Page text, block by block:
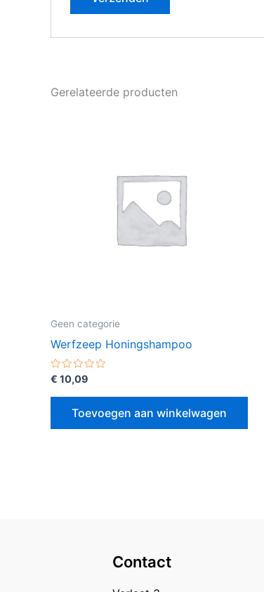
Gerelateerde producten
Geen categorie
Werfzeep Honingshampoo
Gewaardeerd
uit
€ 10,09
Toevoegen aan winkelwagen
Contact